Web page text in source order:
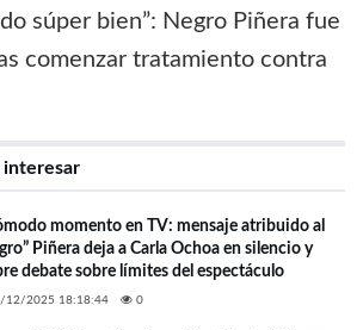
interesar
momento en TV: mensaje atribuido al
Piñera deja a Carla Ochoa en silencio y
debate sobre límites del espectáculo
12/2025 18:18:44 0